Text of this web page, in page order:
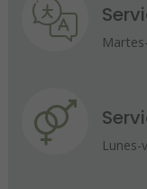
Lunes-